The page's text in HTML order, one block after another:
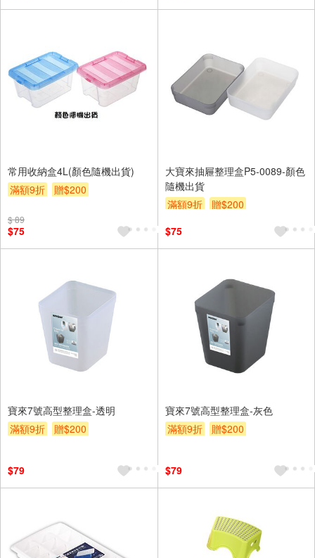
常用收納盒4L(顏色隨機出貨)
滿額9折
贈$200
$ 89
$75
大寶來抽屜整理盒P5-0089-顏色
隨機出貨
滿額9折
贈$200
$75
寶來7號高型整理盒-透明
滿額9折
贈$200
$79
寶來7號高型整理盒-灰色
滿額9折
贈$200
$79